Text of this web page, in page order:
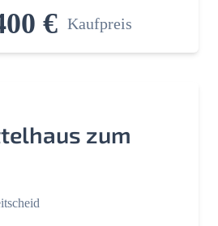
€ Kaufpreis
zum